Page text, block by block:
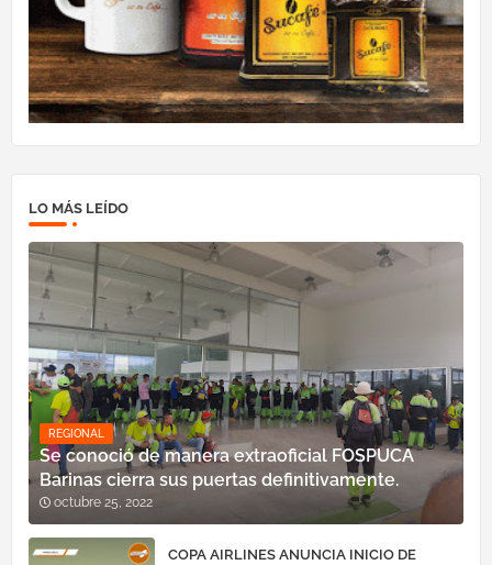
LO MÁS LEÍDO
REGIONAL
Se conoció de manera extraoficial FOSPUCA
Barinas cierra sus puertas definitivamente.
octubre 25, 2022
COPA AIRLINES ANUNCIA INICIO DE